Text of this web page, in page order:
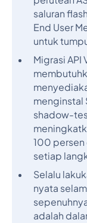
saluran
End User
untuk
Migrasi API
menginstal
shadow-
100
setiap
Selalu
nyata
adalah